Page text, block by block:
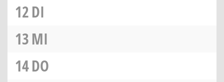
12DI
13MI
14DO